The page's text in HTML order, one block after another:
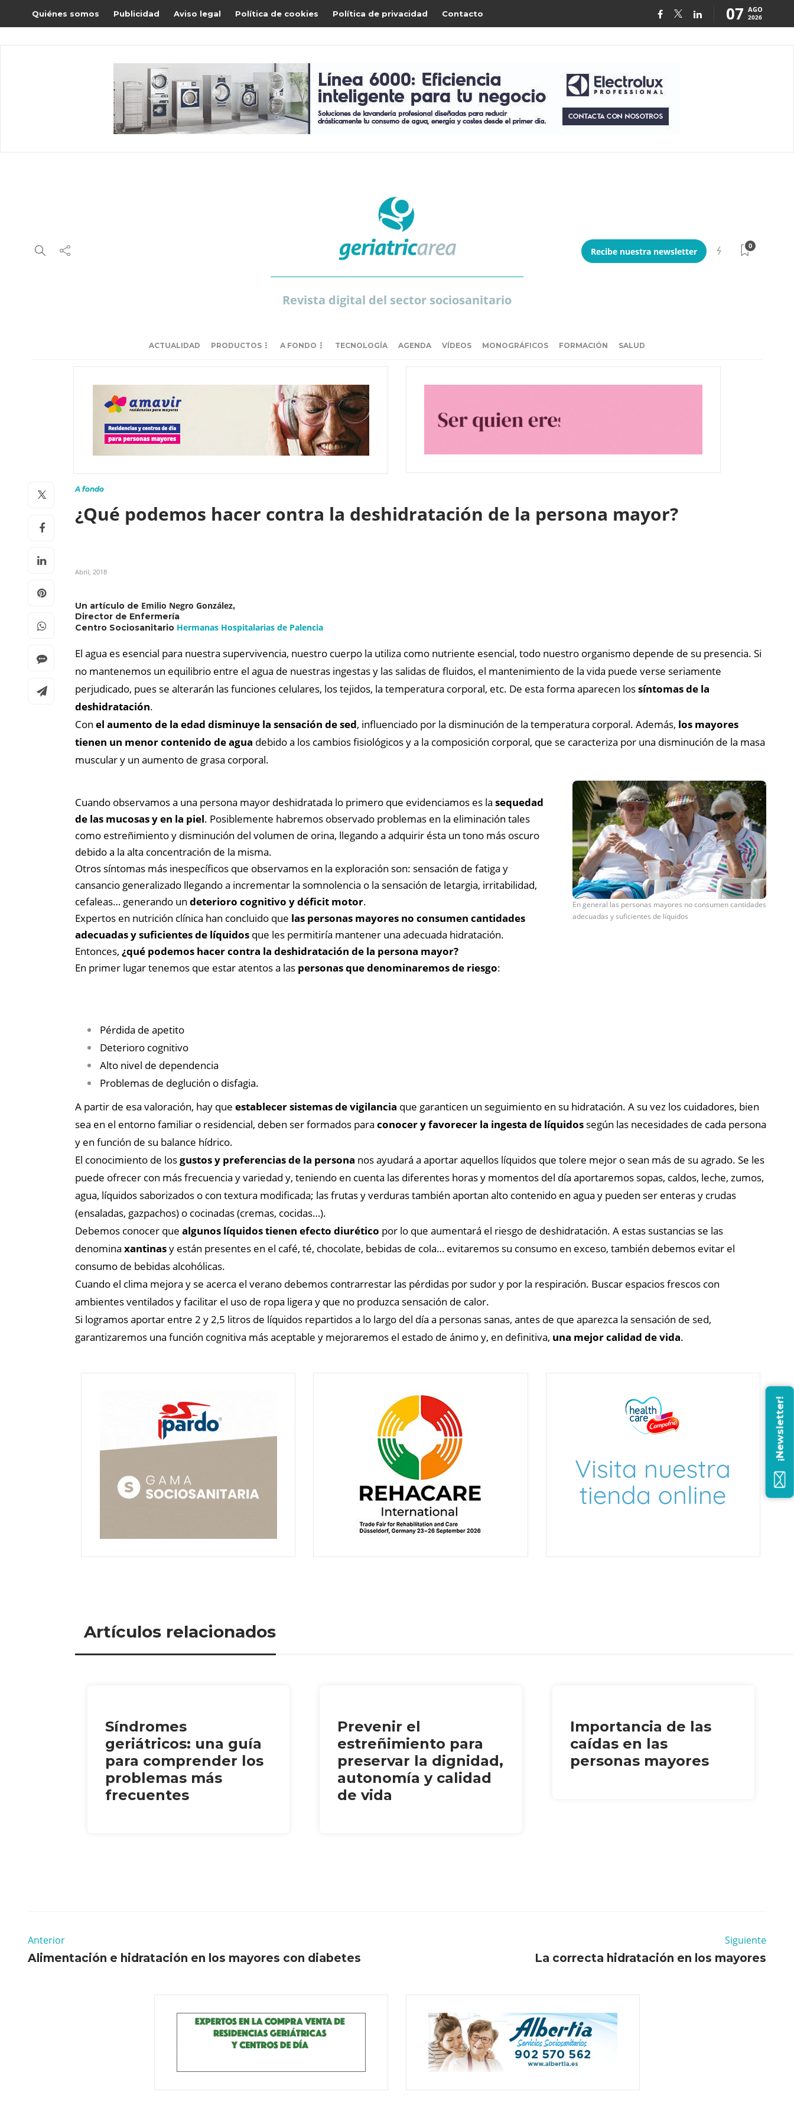
Quiénes somos Publicidad Aviso legal Política de cookies Política de privacidad Contacto 07 AGO
2026
Revista digital del sector sociosanitario
Recibe nuestra newsletter
0
ACTUALIDAD PRODUCTOS A FONDO TECNOLOGÍA AGENDA VÍDEOS MONOGRÁFICOS FORMACIÓN SALUD
A fondo
¿Qué podemos hacer contra la deshidratación de la persona mayor?
Abril, 2018
Un artículo de Emilio Negro González,
Director de Enfermería
Centro Sociosanitario Hermanas Hospitalarias de Palencia
El agua es esencial para nuestra supervivencia, nuestro cuerpo la utiliza como nutriente esencial, todo nuestro organismo depende de su presencia. Si
no mantenemos un equilibrio entre el agua de nuestras ingestas y las salidas de fluidos, el mantenimiento de la vida puede verse seriamente
perjudicado, pues se alterarán las funciones celulares, los tejidos, la temperatura corporal, etc. De esta forma aparecen lossíntomas de la
deshidratación.
Con el aumento de la edad disminuye la sensación de sed, influenciado por la disminución de la temperatura corporal. Además, los mayores
tienen un menor contenido de agua debido a los cambios fisiológicos y a la composición corporal, que se caracteriza por una disminución de la masa
muscular y un aumento de grasa corporal.
En general las personas mayores no consumen cantidades
adecuadas y suficientes de líquidos
Cuando observamos a una persona mayor deshidratada lo primero que evidenciamos es la sequedad
de las mucosas y en la piel. Posiblemente habremos observado problemas en la eliminación tales
como estreñimiento y disminución del volumen de orina, llegando a adquirir ésta un tono más oscuro
debido a la alta concentración de la misma.
Otros síntomas más inespecíficos que observamos en la exploración son: sensación de fatiga y
cansancio generalizado llegando a incrementar la somnolencia o la sensación de letargia, irritabilidad,
cefaleas… generando un deterioro cognitivo y déficit motor.
Expertos en nutrición clínica han concluido que las personas mayores no consumen cantidades
adecuadas y suficientes de líquidos que les permitiría mantener una adecuada hidratación.
Entonces, ¿qué podemos hacer contra la deshidratación de la persona mayor?
En primer lugar tenemos que estar atentos a las personas que denominaremos de riesgo:
Pérdida de apetito
Deterioro cognitivo
Alto nivel de dependencia
Problemas de deglución o disfagia.
A partir de esa valoración, hay que establecer sistemas de vigilancia que garanticen un seguimiento en su hidratación. A su vez los cuidadores, bien
sea en el entorno familiar o residencial, deben ser formados para conocer y favorecer la ingesta de líquidos según las necesidades de cada persona
y en función de su balance hídrico.
El conocimiento de losgustos y preferencias de la persona nos ayudará a aportar aquellos líquidos que tolere mejor o sean más de su agrado. Se les
puede ofrecer con más frecuencia y variedad y, teniendo en cuenta las diferentes horas y momentos del día aportaremos sopas, caldos, leche, zumos,
agua, líquidos saborizados o con textura modificada; las frutas y verduras también aportan alto contenido en agua y pueden ser enteras y crudas
(ensaladas, gazpachos) o cocinadas (cremas, cocidas…).
Debemos conocer que algunos líquidos tienen efecto diurético por lo que aumentará el riesgo de deshidratación. A estas sustancias se las
denomina xantinasy están presentes en el café, té, chocolate, bebidas de cola… evitaremos su consumo en exceso, también debemos evitar el
consumo de bebidas alcohólicas.
Cuando el clima mejora y se acerca el verano debemos contrarrestar las pérdidas por sudor y por la respiración. Buscar espacios frescos con
ambientes ventilados y facilitar el uso de ropa ligera y que no produzca sensación de calor.
Si logramos aportar entre 2 y 2,5 litros de líquidos repartidos a lo largo del día a personas sanas, antes de que aparezca la sensación de sed,
garantizaremos una función cognitiva más aceptable y mejoraremos el estado de ánimo y, en definitiva, una mejor calidad de vida.
Artículos relacionados
Síndromes
geriátricos: una guía
para comprender los
problemas más
frecuentes
Prevenir el
estreñimiento para
preservar la dignidad,
autonomía y calidad
de vida
Importancia de las
caídas en las
personas mayores
Anterior
Alimentación e hidratación en los mayores con diabetes
Siguiente
La correcta hidratación en los mayores
¡Newsletter!